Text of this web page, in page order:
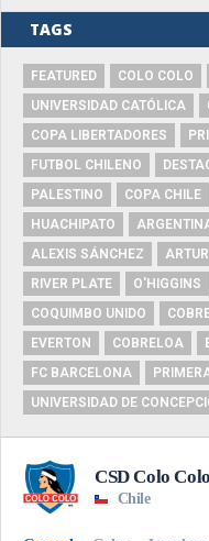
TAGS
FEATURED COLO COLO
UNIVERSIDAD CATÓLICA
COPA LIBERTADORES
FUTBOL CHILENO
PALESTINO
COPA CHILE
HUACHIPATO
ALEXIS SÁNCHEZ
RIVER PLATE
O'HIGGINS
COQUIMBO UNIDO
EVERTON
COBRELOA
FC BARCELONA
UNIVERSIDAD DE